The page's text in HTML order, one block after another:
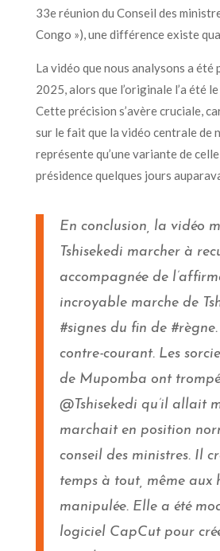
33e réunion du Conseil des
Congo »), une différence existe
La vidéo que nous analysons a été
2025, alors que l’originale l’a été
Cette précision s’avère cruciale,
sur le fait que la vidéo centrale de
représente qu’une variante de
présidence quelques jours
En conclusion, la vidéo
Tshisekedi marcher à
accompagnée de
incroyable marche de
#signes du fin de
contre-courant. Les
de Mupomba ont
@Tshisekedi qu’il allait
marchait en position
conseil des ministres. Il
temps à tout, même aux
manipulée. Elle a été
logiciel CapCut pour